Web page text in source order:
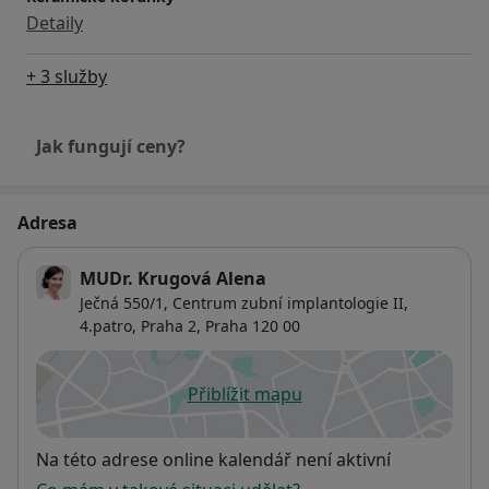
Detaily
+ 3 služby
Jak fungují ceny?
Adresa
MUDr. Krugová Alena
Ječná 550/1, Centrum zubní implantologie II,
4.patro, Praha 2, Praha 120 00
Přiblížit mapuse otevře v nové záložce
Dostupnost
Na této adrese online kalendář není aktivní